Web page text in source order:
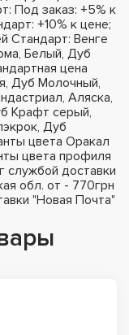
Под заказ: +5% к
+10% к цене;
Стандарт: Венге
Белый, Дуб
цена
Дуб Молочный,
Аляска,
Крафт серый,
Дуб
цвета Оракал
цвета профиля
службой доставки
обл. от - 770грн
"Новая Почта"